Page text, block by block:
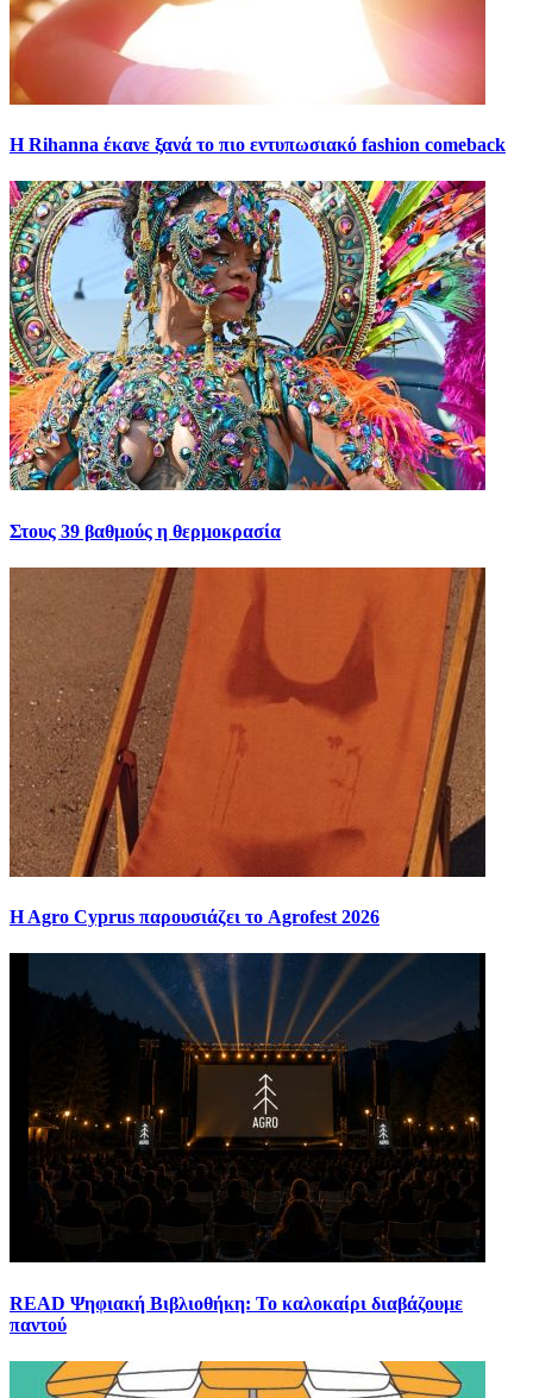
Η Rihanna έκανε ξανά το πιο εντυπωσιακό fashion comeback
Στους 39 βαθμούς η θερμοκρασία
H Agro Cyprus παρουσιάζει το Agrofest 2026
READ Ψηφιακή Βιβλιοθήκη: Το καλοκαίρι διαβάζουμε
παντού